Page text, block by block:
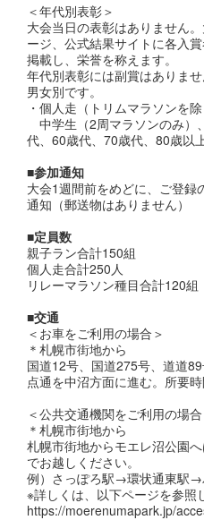
＜年代別表彰＞
大会当日の表彰はありません
ージ、公式結果サイトに各入
掲載し、栄誉を称えます。
年代別表彰には副賞はありま
男女別です。
・個人走（トリムマラソンを除
中学生（2周マラソンのみ）
代、60歳代、70歳代、80歳以
■参加通知
大会1週間前をめどに、ご登録
通知（郵送物はありません）
■定員数
親子ラン合計150組
個人走合計250人
リレーマラソン種目合計120組
■交通
＜お車をご利用の場合＞
＊札幌市街地から
国道12号、国道275号、道道
点通を中沼方面に進む。所要
＜公共交通機関をご利用の場合
＊札幌市街地から
札幌市街地からモエレ沼公園
でお越しください。
例）さっぽろ駅→環状通東駅→
※詳しくは、以下ページを参照
https://moerenumapark.jp/